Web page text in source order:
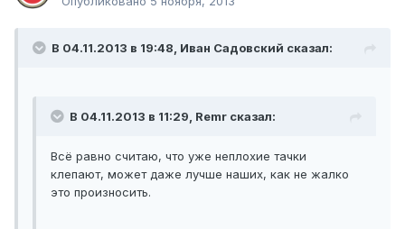
В 04.11.2013 в 19:48, Иван Садовский сказал:
В 04.11.2013 в 11:29, Remr сказал:
Всё равно считаю, что уже неплохие тачки
клепают, может даже лучше наших, как не жалко
это произносить.